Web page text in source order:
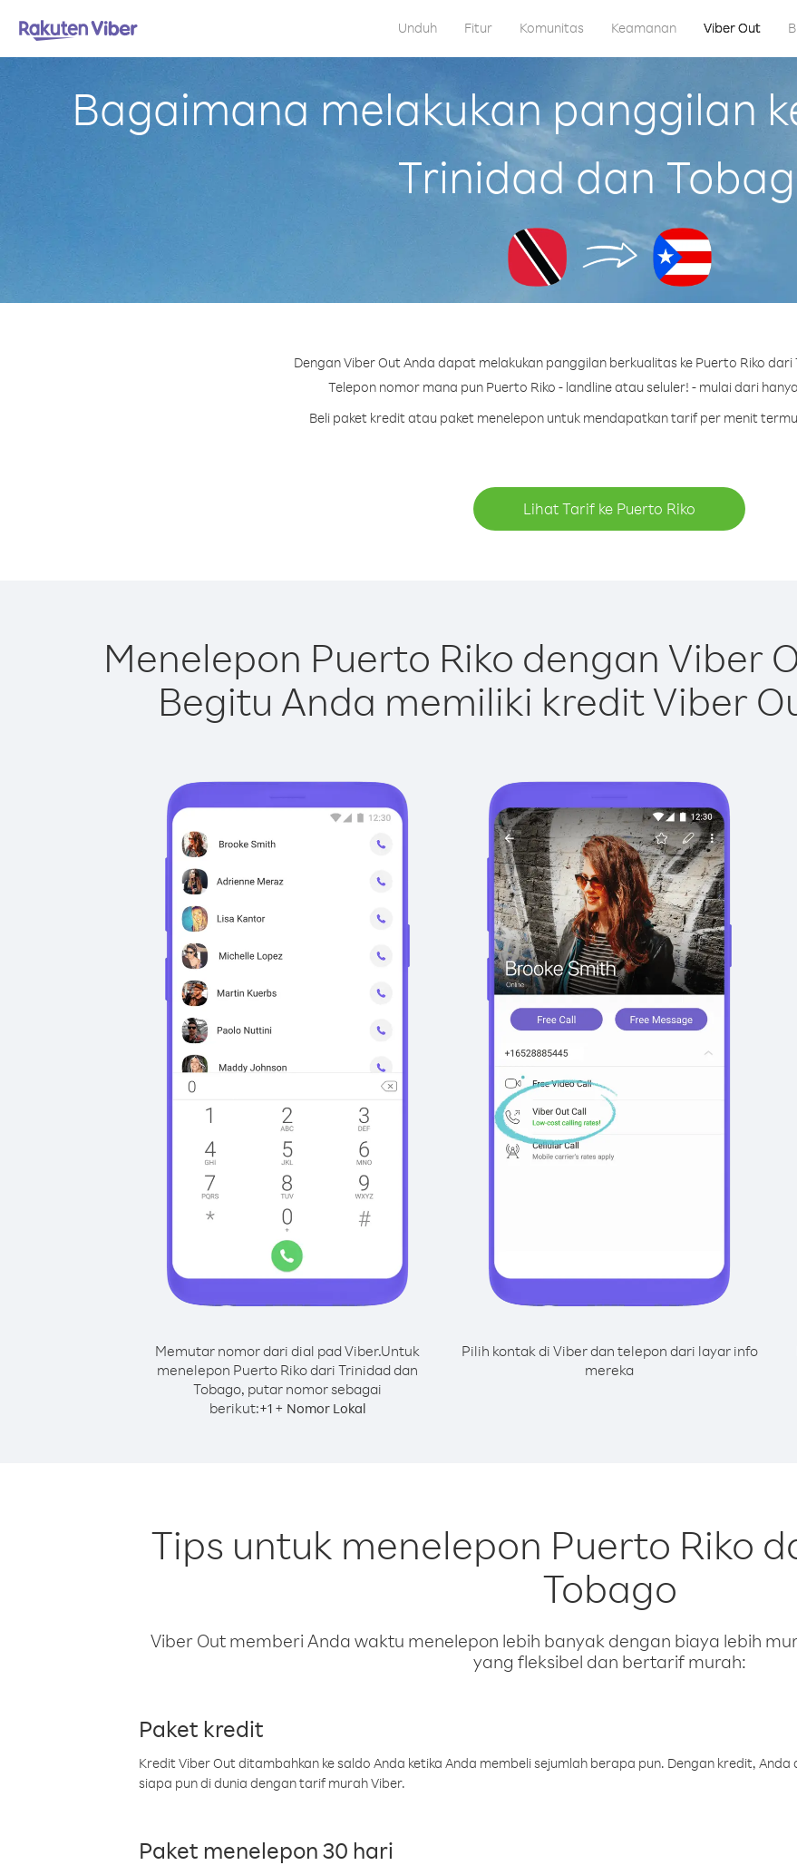
Unduh Fitur Komunitas Keamanan Viber Out
Bagaimana melakukan panggilan
Trinidad dan
Dengan Viber Out Anda dapat melakukan panggilan berkualitas ke Puerto Riko
Telepon nomor mana pun Puerto Riko - landline atau seluler! - mulai dari
Beli paket kredit atau paket menelepon untuk mendapatkan tarif per menit
Lihat Tarif ke Puerto Riko
Menelepon Puerto Riko dengan Viber
Begitu Anda memiliki kredit Viber
Memutar nomor dari dial pad Viber.Untuk
menelepon Puerto Riko dari Trinidad dan
Tobago, putar nomor sebagai
berikut:+1+ Nomor Lokal
Pilih kontak di Viber dan telepon dari layar info
mereka
Tips untuk menelepon Puerto Riko
Tobago
Viber Out memberi Anda waktu menelepon lebih banyak dengan biaya lebih
yang fleksibel dan bertarif murah:
Paket kredit
Kredit Viber Out ditambahkan ke saldo Anda ketika Anda membeli sejumlah berapa pun. Dengan kredit,
siapa pun di dunia dengan tarif murah Viber.
Paket menelepon 30 hari